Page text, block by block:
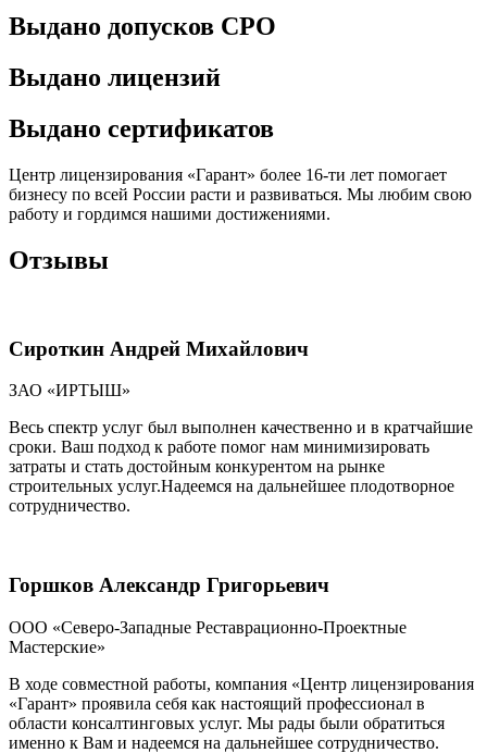
Выдано допусков СРО
Выдано лицензий
Выдано сертификатов
Центр лицензирования «Гарант» более 16-ти лет помогает
бизнесу по всей России расти и развиваться. Мы любим свою
работу и гордимся нашими достижениями.
Отзывы
Сироткин Андрей Михайлович
ЗАО «ИРТЫШ»
Весь спектр услуг был выполнен качественно и в кратчайшие
сроки. Ваш подход к работе помог нам минимизировать
затраты и стать достойным конкурентом на рынке
строительных услуг.Надеемся на дальнейшее плодотворное
сотрудничество.
Горшков Александр Григорьевич
ООО «Северо-Западные Реставрационно-Проектные
Мастерские»
В ходе совместной работы, компания «Центр лицензирования
«Гарант» проявила себя как настоящий профессионал в
области консалтинговых услуг. Мы рады были обратиться
именно к Вам и надеемся на дальнейшее сотрудничество.